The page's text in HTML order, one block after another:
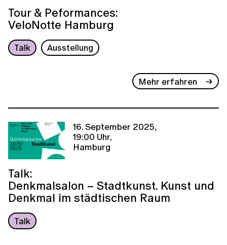
Tour & Peformances:
VeloNotte Hamburg
Talk Ausstellung
Mehr erfahren
16. September 2025,
19:00 Uhr,
Hamburg
Talk:
Denkmalsalon – Stadtkunst. Kunst und
Denkmal im städtischen Raum
Talk